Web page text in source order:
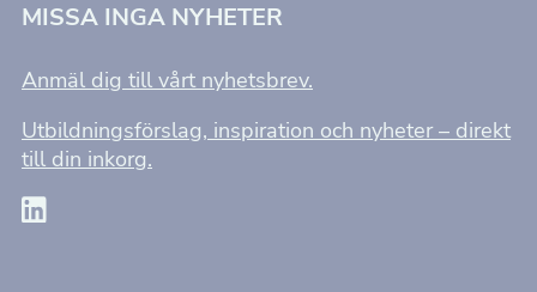
MISSA INGA NYHETER
Anmäl dig till vårt nyhetsbrev.
Utbildningsförslag, inspiration och nyheter – direkt
till din inkorg.